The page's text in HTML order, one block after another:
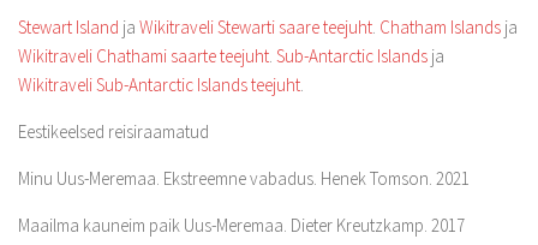
Stewart Island ja Wikitraveli Stewarti saare teejuht. Chatham Islands ja
Wikitraveli Chathami saarte teejuht. Sub-Antarctic Islands ja
Wikitraveli Sub-Antarctic Islands teejuht.
Eestikeelsed reisiraamatud
Minu Uus-Meremaa. Ekstreemne vabadus. Henek Tomson. 2021
Maailma kauneim paik Uus-Meremaa. Dieter Kreutzkamp. 2017